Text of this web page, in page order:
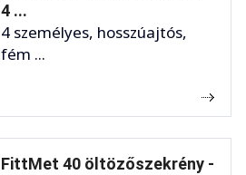
4 ...
4 személyes, hosszúajtós,
fém ...
FittMet 40 öltözőszekrény -